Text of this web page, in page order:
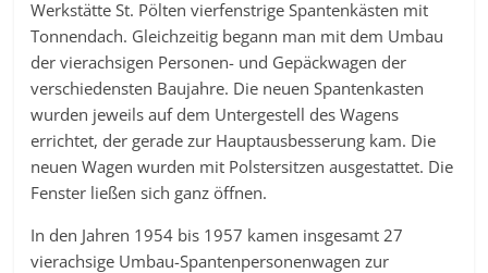
Werkstätte St. Pölten vierfenstrige Spantenkästen mit
Tonnendach. Gleichzeitig begann man mit dem Umbau
der vierachsigen Personen- und Gepäckwagen der
verschiedensten Baujahre. Die neuen Spantenkasten
wurden jeweils auf dem Untergestell des Wagens
errichtet, der gerade zur Hauptausbesserung kam. Die
neuen Wagen wurden mit Polstersitzen ausgestattet. Die
Fenster ließen sich ganz öffnen.
In den Jahren 1954 bis 1957 kamen insgesamt 27
vierachsige Umbau-Spantenpersonenwagen zur